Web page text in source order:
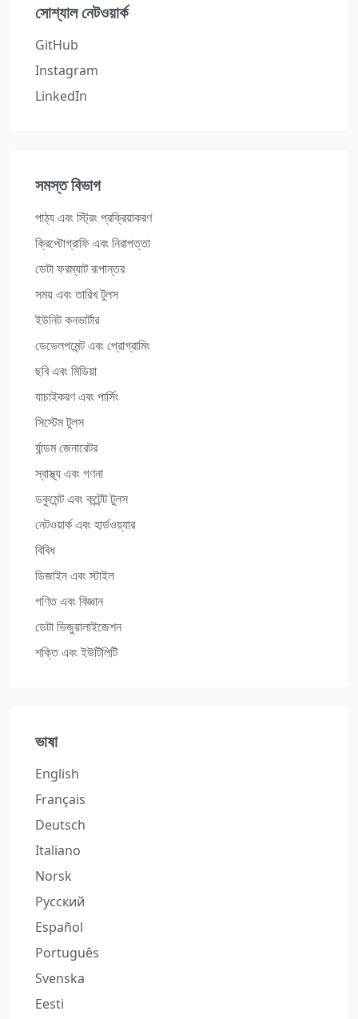
সোশ্যাল নেটওয়ার্ক
GitHub
Instagram
LinkedIn
সমস্ত বিভাগ
পাঠ্য এবং স্ট্রিং প্রক্রিয়াকরণ
ক্রিপ্টোগ্রাফি এবং নিরাপত্তা
ডেটা ফরম্যাট রূপান্তর
সময় এবং তারিখ টুলস
ইউনিট কনভার্টার
ডেভেলপমেন্ট এবং প্রোগ্রামিং
ছবি এবং মিডিয়া
যাচাইকরণ এবং পার্সিং
সিস্টেম টুলস
র্যান্ডম জেনারেটর
স্বাস্থ্য এবং গণনা
ডকুমেন্ট এবং কন্টেন্ট টুলস
নেটওয়ার্ক এবং হার্ডওয়্যার
বিবিধ
ডিজাইন এবং স্টাইল
গণিত এবং বিজ্ঞান
ডেটা ভিজুয়ালাইজেশন
শক্তি এবং ইউটিলিটি
ভাষা
English
Français
Deutsch
Italiano
Norsk
Русский
Español
Português
Svenska
Eesti